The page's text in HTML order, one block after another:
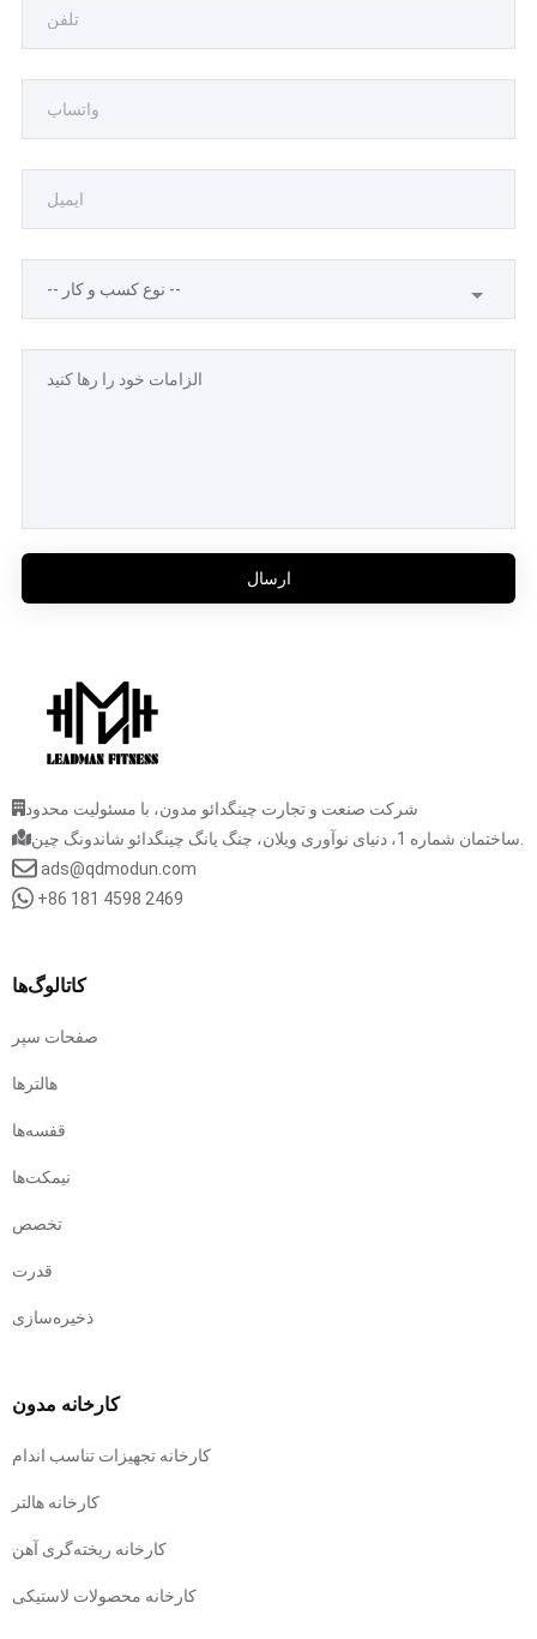
ارسال
شرکت صنعت و تجارت چینگدائو مدون، با مسئولیت محدود
ads@qdmodun.com
+86 181 4598 2469
کاتالوگ‌ها
صفحات سپر
هالترها
قفسه‌ها
نیمکت‌ها
تخصص
قدرت
ذخیره‌سازی
کارخانه مدون
کارخانه تجهیزات تناسب اندام
کارخانه هالتر
کارخانه ریخته‌گری آهن
کارخانه محصولات لاستیکی